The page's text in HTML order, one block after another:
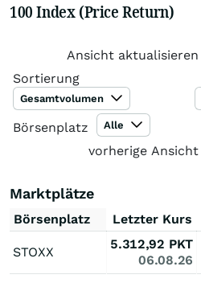
100 Index (Price Return)
Ansicht aktualisieren
Sortierung
Gesamtvolumen
Börsenplatz Alle
vorherige Ansicht
Marktplätze
Börsenplatz Letzter Kurs
STOXX
5.312,92 PKT
06.08.26